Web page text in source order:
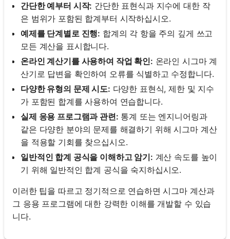
간단한 예부터 시작: 간단한 표현식과 지수에 대한 작
은 범위가 포함된 합계부터 시작하십시오.
예제를 단계별로 진행: 합계의 각 항을 주의 깊게 쓰고
모든 계산을 표시합니다.
온라인 계산기를 사용하여 작업 확인: 온라인 시그마 계
산기로 답변을 확인하여 오류를 식별하고 수정합니다.
다양한 유형의 문제 시도: 다양한 표현식, 제한 및 지수
가 포함된 합계를 사용하여 연습합니다.
실제 응용 프로그램과 관련: 통계 또는 엔지니어링과
같은 다양한 분야의 문제를 해결하기 위해 시그마 계산
을 적용할 기회를 찾으십시오.
일반적인 합계 공식을 이해하고 암기: 계산 속도를 높이
기 위해 일반적인 합계 공식을 숙지하십시오.
이러한 팁을 따르고 정기적으로 연습하면 시그마 계산과
그 응용 프로그램에 대한 강력한 이해를 개발할 수 있습
니다.